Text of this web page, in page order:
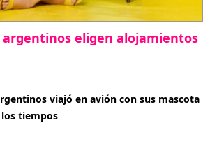
argentinos eligen alojamientos
viajó en avión con sus mascota
tiempos